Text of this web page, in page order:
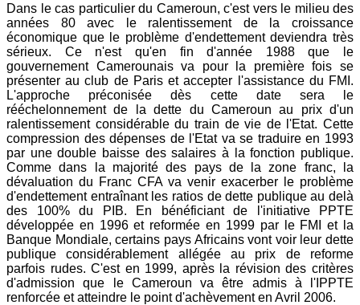
Dans le cas particulier du Cameroun, c'est vers le milieu des
années 80 avec le ralentissement de la croissance
économique que le problème d'endettement deviendra très
sérieux. Ce n'est qu'en fin d'année 1988 que le
gouvernement Camerounais va pour la première fois se
présenter au club de Paris et accepter l'assistance du FMI.
L'approche préconisée dès cette date sera le
rééchelonnement de la dette du Cameroun au prix d'un
ralentissement considérable du train de vie de l'Etat. Cette
compression des dépenses de l'Etat va se traduire en 1993
par une double baisse des salaires à la fonction publique.
Comme dans la majorité des pays de la zone franc, la
dévaluation du Franc CFA va venir exacerber le problème
d'endettement entraînant les ratios de dette publique au delà
des 100% du PIB. En bénéficiant de l'initiative PPTE
développée en 1996 et reformée en 1999 par le FMI et la
Banque Mondiale, certains pays Africains vont voir leur dette
publique considérablement allégée au prix de reforme
parfois rudes. C'est en 1999, après la révision des critères
d'admission que le Cameroun va être admis à l'IPPTE
renforcée et atteindre le point d'achèvement en Avril 2006.